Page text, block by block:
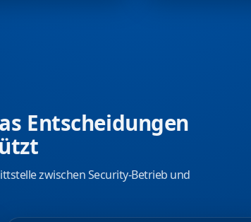
Entscheidungen
zwischen Security‑Betrieb und